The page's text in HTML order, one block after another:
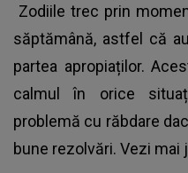
Zodiile trec prin
săptămână, astfel că
partea apropiaților.
calmul în orice
problemă cu răbdare
bune rezolvări. Vezi